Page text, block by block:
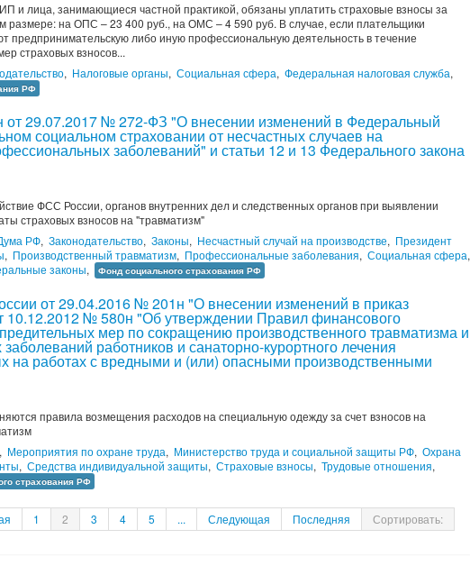
и лица, занимающиеся частной практикой, обязаны уплатить страховые взносы за
размере: на ОПС – 23 400 руб., на ОМС – 4 590 руб. В случае, если плательщики
предпринимательскую либо иную профессиональную деятельность в течение
страховых взносов...
, Налоговые органы, Социальная сфера, Федеральная налоговая служба,
РФ
от 29.07.2017 № 272-ФЗ "О внесении изменений в Федеральный
социальном страховании от несчастных случаев на
заболеваний" и статьи 12 и 13 Федерального закона
ФСС России, органов внутренних дел и следственных органов при выявлении
страховых взносов на "травматизм"
РФ, Законодательство, Законы, Несчастный случай на производстве, Президент
, Производственный травматизм, Профессиональные заболевания, Социальная сфера,
законы, Фонд социального страхования РФ
от 29.04.2016 № 201н "О внесении изменений в приказ
10.12.2012 № 580н "Об утверждении Правил финансового
мер по сокращению производственного травматизма и
работников и санаторно-курортного лечения
на работах с вредными и (или) опасными производственными
правила возмещения расходов на специальную одежду за счет взносов на
, Мероприятия по охране труда, Министерство труда и социальной защиты РФ, Охрана
, Средства индивидуальной защиты, Страховые взносы, Трудовые отношения,
страхования РФ
1 2 3 4 5 ... Следующая Последняя
Сортировать: